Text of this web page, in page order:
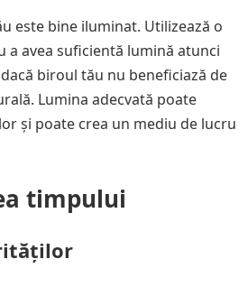
este bine iluminat. Utilizează o
a avea suficientă lumină atunci
biroul tău nu beneficiază de
Lumina adecvată poate
și poate crea un mediu de lucru
timpului